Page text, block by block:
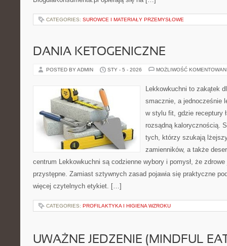
CATEGORIES: SUROWCE I MATERIAŁY PRZEMYSŁOWE
DANIA KETOGENICZNE
POSTED BY ADMIN STY - 5 - 2026 MOŻLIWOŚĆ
Lekkowkuchni to zakątek
smacznie, a jednocześnie
w stylu fit, gdzie receptury
rozsądną kalorycznością.
tych, którzy szukają
zamienników, a także
centrum Lekkowkuchni są codzienne wybory i pomysł, że
przystępne. Zamiast sztywnych zasad pojawia się praktyczne
więcej czytelnych etykiet. […]
CATEGORIES: PROFILAKTYKA I HIGIENA WZROKU
UWAŻNE JEDZENIE (MINDFUL